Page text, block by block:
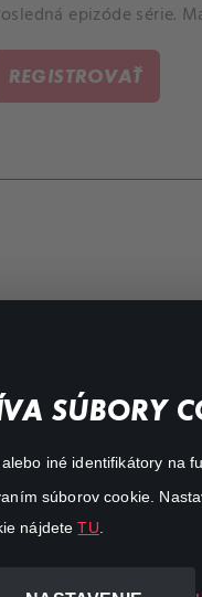
SÚBORY
iné identifikátory na
súborov cookie.
nájdeteTU
epizóde série.
REGISTROVAŤ
O aplikácii Canal+